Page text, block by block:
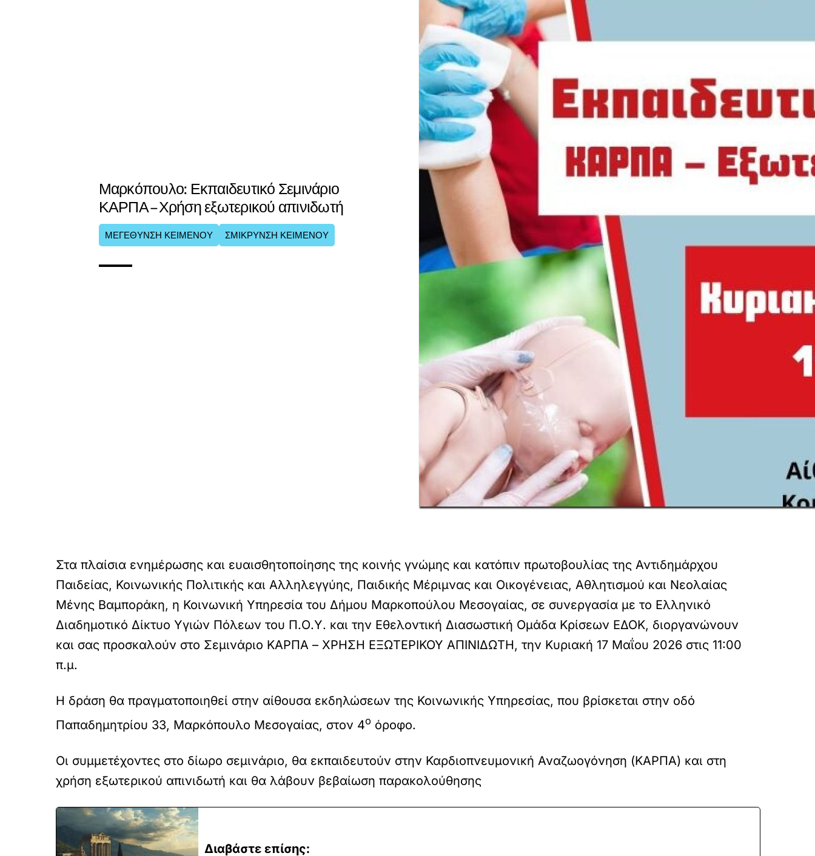
Μαρκόπουλο: Εκπαιδευτικό Σεμινάριο
ΚΑΡΠΑ – Χρήση εξωτερικού απινιδωτή
ΜΕΓΕΘΥΝΣΗ ΚΕΙΜΕΝΟΥ ΣΜΙΚΡΥΝΣΗ ΚΕΙΜΕΝΟΥ
Στα πλαίσια ενημέρωσης και ευαισθητοποίησης της κοινής γνώμης και κατόπιν πρωτοβουλίας της Αντιδημάρχου
Παιδείας, Κοινωνικής Πολιτικής και Αλληλεγγύης, Παιδικής Μέριμνας και Οικογένειας, Αθλητισμού και Νεολαίας
Μένης Βαμποράκη, η Κοινωνική Υπηρεσία του Δήμου Μαρκοπούλου Μεσογαίας, σε συνεργασία με το Ελληνικό
Διαδημοτικό Δίκτυο Υγιών Πόλεων του Π.Ο.Υ. και την Εθελοντική Διασωστική Ομάδα Κρίσεων ΕΔΟΚ, διοργανώνουν
και σας προσκαλούν στο Σεμινάριο ΚΑΡΠΑ – ΧΡΗΣΗ ΕΞΩΤΕΡΙΚΟΥ ΑΠΙΝΙΔΩΤΗ, την Κυριακή 17 Μαΐου 2026 στις 11:00
π.μ.
Η δράση θα πραγματοποιηθεί στην αίθουσα εκδηλώσεων της Κοινωνικής Υπηρεσίας, που βρίσκεται στην οδό
Παπαδημητρίου 33, Μαρκόπουλο Μεσογαίας, στον 4ο όροφο.
Οι συμμετέχοντες στο δίωρο σεμινάριο, θα εκπαιδευτούν στην Καρδιοπνευμονική Αναζωογόνηση (ΚΑΡΠΑ) και στη
χρήση εξωτερικού απινιδωτή και θα λάβουν βεβαίωση παρακολούθησης
Διαβάστε επίσης: